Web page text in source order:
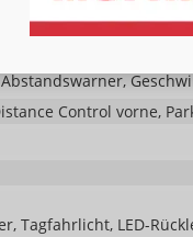
Safety),
Control vorne,
Tagfahrlicht, LED-